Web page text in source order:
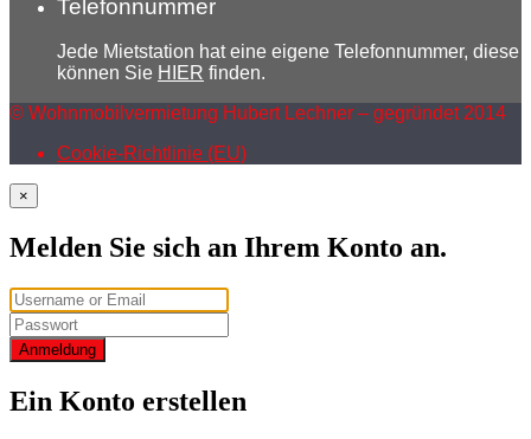
Telefonnummer
Jede Mietstation hat eine eigene Telefonnummer, diese
können Sie HIER finden.
© Wohnmobilvermietung Hubert Lechner – gegründet 2014
Cookie-Richtlinie (EU)
×
Melden Sie sich an Ihrem Konto an.
Anmeldung
Ein Konto erstellen